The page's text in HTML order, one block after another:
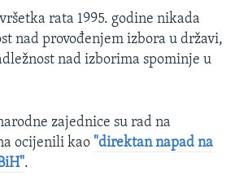
rata 1995. godine nikada
nad provođenjem izbora u državi,
nad izborima spominje u
zajednice su rad na
ocijenili kao "direktan napad na
.